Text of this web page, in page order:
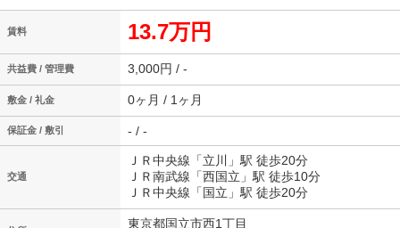
賃料 13.7万円
共益費 / 管理費 3,000円 / -
敷金 / 礼金 0ヶ月 / 1ヶ月
保証金 / 敷引 - / -
交通
ＪＲ中央線「立川」駅 徒歩20分
ＪＲ南武線「西国立」駅 徒歩10分
ＪＲ中央線「国立」駅 徒歩20分
東京都国立市西1丁目